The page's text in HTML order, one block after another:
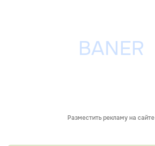
Разместить рекламу на сайте